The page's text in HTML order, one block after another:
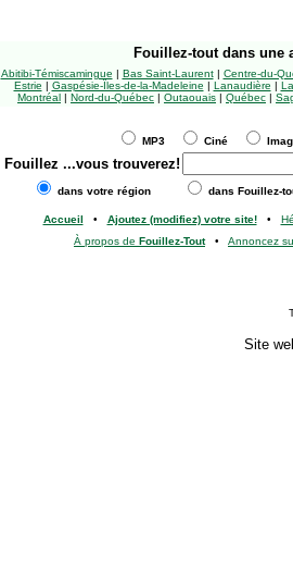
Fouillez-tout dans une
Abitibi-Témiscamingue | Bas Saint-Laurent| Centre-du-
Estrie | Gaspésie-Îles-de-la-Madeleine | Lanaudière |
Montréal | Nord-du-Québec | Outaouais | Québec |
MP3 Ciné
Fouillez ...vous trouverez!
dans votre région dans Fouillez-
Accueil • Ajoutez (modifiez) votre site!•
À propos de Fouillez-Tout• Annoncez
Site